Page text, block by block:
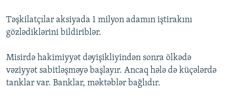
VIDEO
KARIKATURA
RADIO ARXIV
AZƏRBAYCAN ƏDƏBIYYATI KITABXANASI
İSLAM VƏ DEMOKRATIYA
PEŞƏ ETIKASI VƏ JURNALISTIKA STANDARTLARIMIZ
BIZI IZLƏ
Təşkilatçılar aksiyada 1 milyon adamın iştirakını
gözlədiklərini bildiriblər.
Misirdə hakimiyyət dəyişikliyindən sonra ölkədə
vəziyyət sabitləşməyə başlayır. Ancaq hələ də küçələrdə
tanklar var. Banklar, məktəblər bağlıdır.